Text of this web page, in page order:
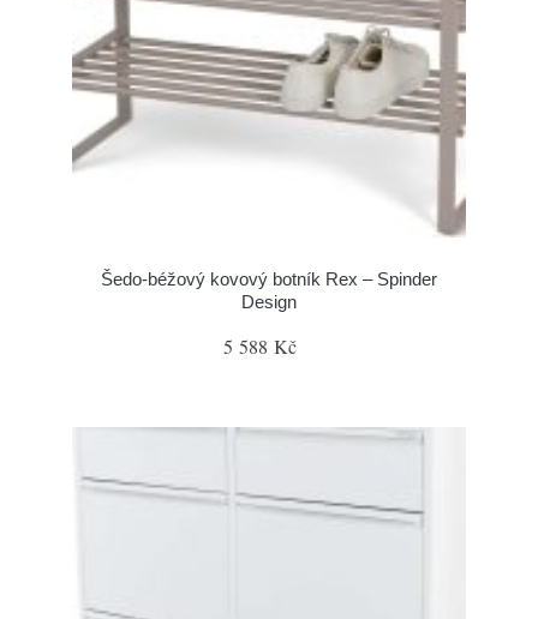
Šedo-béžový kovový botník Rex – Spinder
Design
5 588 Kč